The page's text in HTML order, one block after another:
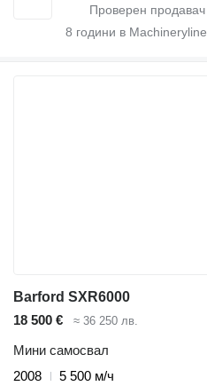
8 години в Machineryline
Barford SXR6000
18 500 €
≈ 36 250 лв.
Мини самосвал
2008
5 500 м/ч